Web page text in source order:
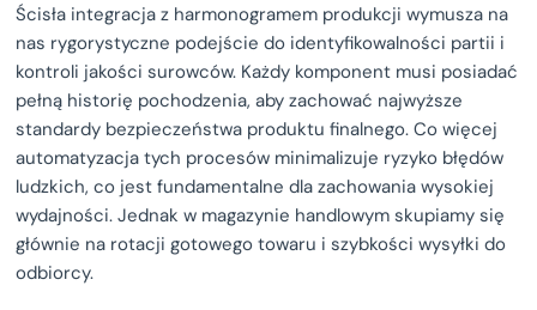
Ścisła integracja z harmonogramem produkcji wymusza na
nas rygorystyczne podejście do identyfikowalności partii i
kontroli jakości surowców. Każdy komponent musi posiadać
pełną historię pochodzenia, aby zachować najwyższe
standardy bezpieczeństwa produktu finalnego. Co więcej
automatyzacja tych procesów minimalizuje ryzyko błędów
ludzkich, co jest fundamentalne dla zachowania wysokiej
wydajności. Jednak w magazynie handlowym skupiamy się
głównie na rotacji gotowego towaru i szybkości wysyłki do
odbiorcy.